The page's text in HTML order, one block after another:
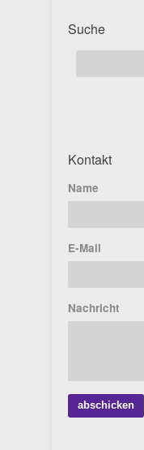
Suche
Kontakt
Name
E-Mail
Nachricht
abschicken